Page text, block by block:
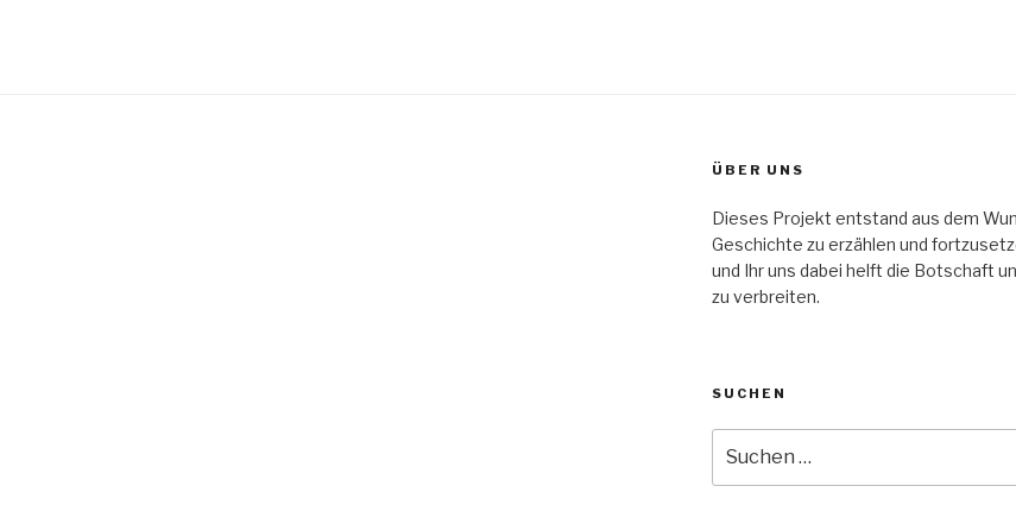
ÜBER UNS
Dieses Projekt entstand aus dem
Geschichte zu erzählen und
und Ihr uns dabei helft die Botschaft
zu verbreiten.
SUCHEN
nach: